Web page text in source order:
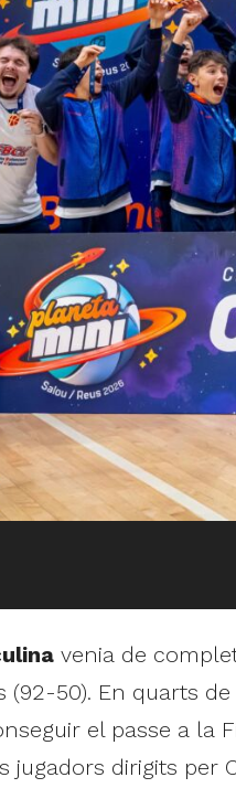
venia de
(92-50). En quarts
el passe a la
jugadors dirigits per